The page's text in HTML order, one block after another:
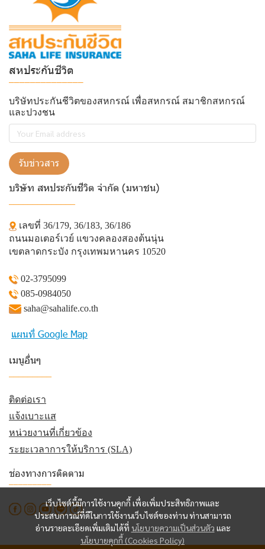
เว็บไซต์นี้มีการใช้งานคุกกี้ เพื่อเพิ่มประสิทธิภาพและ
ประสบการณ์ที่ดีในการใช้งานเว็บไซต์ของท่าน ท่านสามารถ
อ่านรายละเอียดเพิ่มเติมได้ที่ นโยบายความเป็นส่วนตัว และ
นโยบายคุกกี้ (Cookies Policy)
สหประกันชีวิต
บริษัทประกันชีวิตของสหกรณ์ เพื่อสหกรณ์ สมาชิกสหกรณ์
และปวงชน
รับข่าวสาร
บริษัท สหประกันชีวิต จำกัด (มหาชน)
เลขที่ 36/179, 36/183, 36/186
ถนนมอเตอร์เวย์ แขวงคลองสองต้นนุ่น
เขตลาดกระบัง กรุงเทพมหานคร 10520
02-3795099
085-0984050
saha@sahalife.co.th
แผนที่ Google Map
เมนูอื่นๆ
ติดต่อเรา
แจ้งเบาะแส
หน่วยงานที่เกี่ยวข้อง
ระยะเวลาการให้บริการ (SLA)
ช่องทางการติดตาม